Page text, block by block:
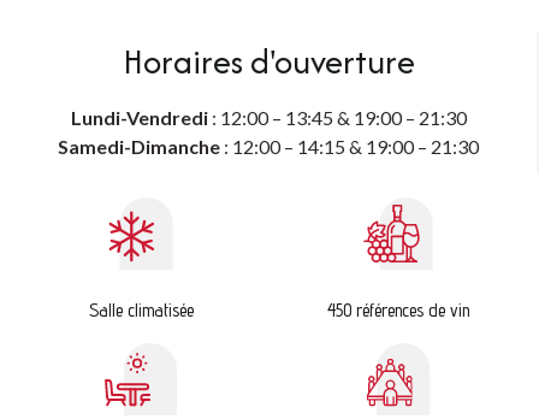
Horaires d'ouverture
Lundi-Vendredi: 12:00 – 13:45 & 19:00 – 21:30
Samedi-Dimanche : 12:00 – 14:15 & 19:00 – 21:30
Salle climatisée 450 références de vin